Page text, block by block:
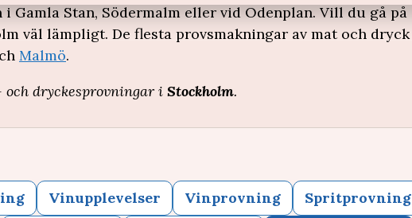
Gamla Stan, Södermalm eller vid Odenplan. Vill du gå på
väl lämpligt. De flesta provsmakningar av mat och dryck
Malmö.
dryckesprovningar i Stockholm.
Vinupplevelser Vinprovning
Spritprovning